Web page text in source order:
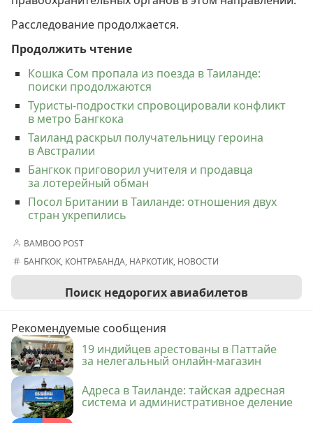
Расследование продолжается.
Продолжить чтение
Кошка Сом пропала из поезда в Таиланде:
поиски продолжаются
Туристы-подростки спровоцировали конфликт
в метро Бангкока
Таиланд раскрыл получательницу героина
в Австралии
Бангкок приговорил учителя и продавца
за лотерейный обман
Посол Британии в Таиланде: отношения двух
стран укрепились
BAMBOO POST
БАНГКОК, КОНТРАБАНДА, НАРКОТИК, НОВОСТИ
Поиск недорогих авиабилетов
Рекомендуемые сообщения
19 индийцев арестованы в Паттайе
за нелегальный онлайн-магазин
Адреса в Таиланде: тайская адресная
система и административное деление